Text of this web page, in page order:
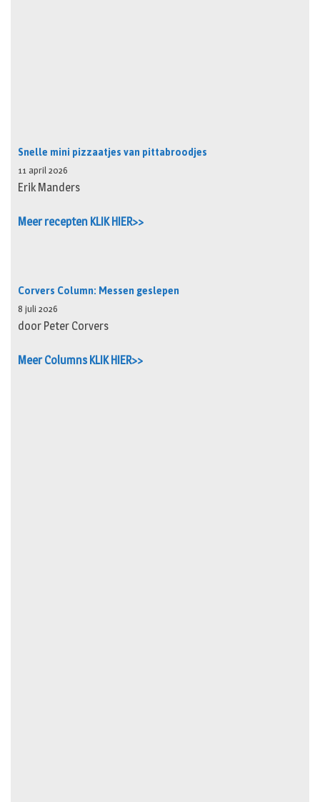
Snelle mini pizzaatjes van pittabroodjes
11 april 2026
Erik Manders
Meer recepten KLIK HIER>>
Corvers Column: Messen geslepen
8 juli 2026
door Peter Corvers
Meer Columns KLIK HIER>>